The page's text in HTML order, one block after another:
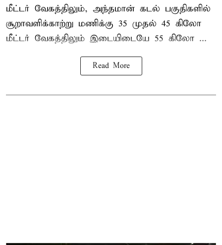
மீட்டர் வேகத்திலும், அந்தமான் கடல் பகுதிகளில்
சூறாவளிக்காற்று மணிக்கு 35 முதல் 45 கிலோ
மீட்டர் வேகத்திலும் இடையிடையே 55 கிலோ ...
Read More